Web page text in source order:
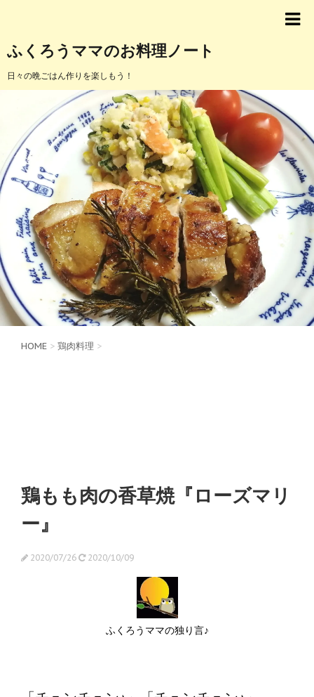
ふくろうママのお料理ノート
日々の晩ごはん作りを楽しもう！
HOME > 鶏肉料理 >
鶏もも肉の香草焼『ローズマリ
ー』
2020/07/26 2020/10/09
ふくろうママの独り言♪